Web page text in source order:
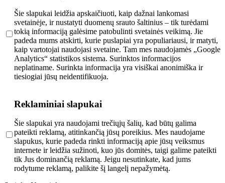
Šie slapukai leidžia apskaičiuoti, kaip dažnai lankomasi
svetainėje, ir nustatyti duomenų srauto šaltinius – tik turėdami
tokią informaciją galėsime patobulinti svetainės veikimą. Jie
padeda mums atskirti, kurie puslapiai yra populiariausi, ir matyti,
kaip vartotojai naudojasi svetaine. Tam mes naudojamės „Google
Analytics“ statistikos sistema. Surinktos informacijos
neplatiname. Surinkta informacija yra visiškai anonimiška ir
tiesiogiai jūsų neidentifikuoja.
Reklaminiai slapukai
Šie slapukai yra naudojami trečiųjų šalių, kad būtų galima
pateikti reklamą, atitinkančią jūsų poreikius. Mes naudojame
slapukus, kurie padeda rinkti informaciją apie jūsų veiksmus
internete ir leidžia sužinoti, kuo jūs domitės, taigi galime pateikti
tik Jus dominančią reklamą. Jeigu nesutinkate, kad jums
rodytume reklamą, palikite šį langelį nepažymėtą.